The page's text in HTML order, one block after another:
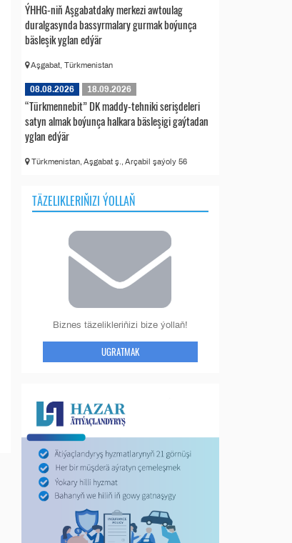
ÝHHG-niň Aşgabatdaky merkezi awtoulag
duralgasynda bassyrmalary gurmak boýunça
bäsleşik yglan edýär
Aşgabat, Türkmenistan
08.08.2026 18.09.2026
“Türkmennebit” DK maddy-tehniki serişdeleri
satyn almak boýunça halkara bäsleşigi gaýtadan
yglan edýär
Türkmenistan, Aşgabat ş., Arçabil şaýoly 56
TÄZELIKLERIŇIZI ÝOLLAŇ
Biznes täzelikleriňizi bize ýollaň!
UGRATMAK